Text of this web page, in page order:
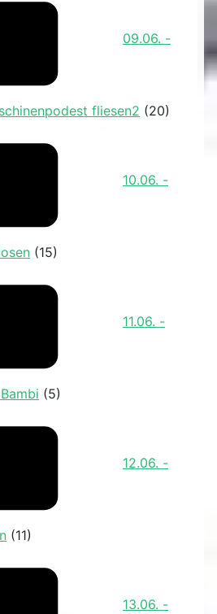
09.06. -
fliesen2 (20)
10.06. -
(15)
11.06. -
(5)
12.06. -
(11)
13.06. -